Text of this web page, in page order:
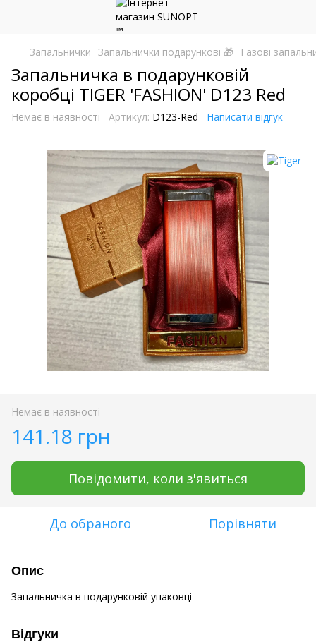
Запальнички Запальнички подарункові 🎁 Газові
Запальничка в подарунковій
коробці TIGER 'FASHION' D123 Red
Немає в наявності Артикул: D123-Red Написати відгук
Немає в наявності
141.18 грн
Повідомити, коли з'явиться
До обраного Порівняти
Опис
Запальничка в подарунковій упаковці
Відгуки